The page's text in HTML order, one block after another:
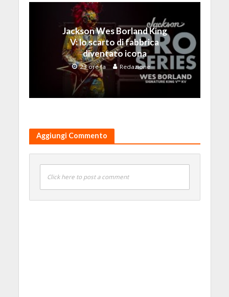
Jackson Wes Borland King
V: lo scarto di fabbrica
diventato icona
23 ore fa Redazione
Aggiungi Commento
Click here to post a comment